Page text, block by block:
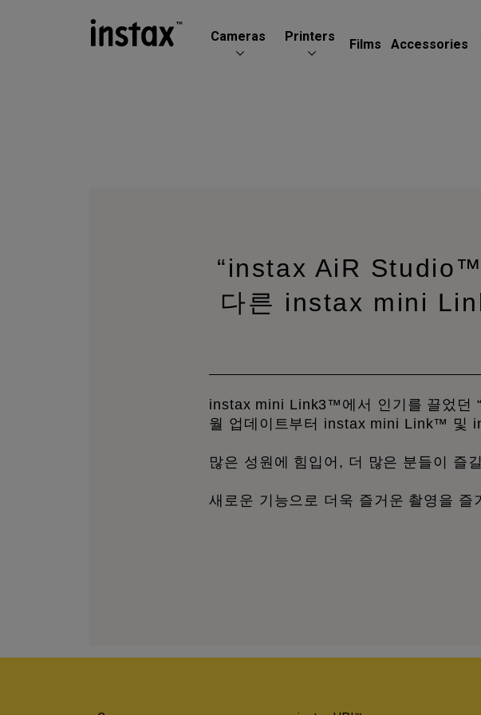
Cameras Printers
Films Accessories
“instax AiR
다른 instax mini
instax mini Link3™에서 인기를 끌었던
월 업데이트부터 instax mini Link™ 및
많은 성원에 힘입어, 더 많은 분들이 즐
새로운 기능으로 더욱 즐거운 촬영을 즐